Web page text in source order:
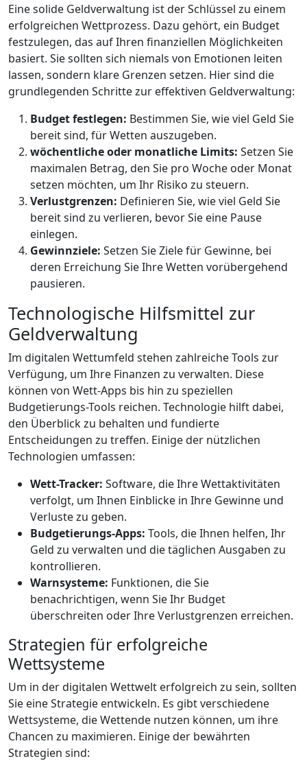
Eine solide Geldverwaltung ist der Schlüssel zu einem
erfolgreichen Wettprozess. Dazu gehört, ein Budget
festzulegen, das auf Ihren finanziellen Möglichkeiten
basiert. Sie sollten sich niemals von Emotionen leiten
lassen, sondern klare Grenzen setzen. Hier sind die
grundlegenden Schritte zur effektiven Geldverwaltung:
Budget festlegen: Bestimmen Sie, wie viel Geld Sie
bereit sind, für Wetten auszugeben.
wöchentliche oder monatliche Limits: Setzen Sie
maximalen Betrag, den Sie pro Woche oder Monat
setzen möchten, um Ihr Risiko zu steuern.
Verlustgrenzen: Definieren Sie, wie viel Geld Sie
bereit sind zu verlieren, bevor Sie eine Pause
einlegen.
Gewinnziele: Setzen Sie Ziele für Gewinne, bei
deren Erreichung Sie Ihre Wetten vorübergehend
pausieren.
Technologische Hilfsmittel zur
Geldverwaltung
Im digitalen Wettumfeld stehen zahlreiche Tools zur
Verfügung, um Ihre Finanzen zu verwalten. Diese
können von Wett-Apps bis hin zu speziellen
Budgetierungs-Tools reichen. Technologie hilft dabei,
den Überblick zu behalten und fundierte
Entscheidungen zu treffen. Einige der nützlichen
Technologien umfassen:
Wett-Tracker: Software, die Ihre Wettaktivitäten
verfolgt, um Ihnen Einblicke in Ihre Gewinne und
Verluste zu geben.
Budgetierungs-Apps: Tools, die Ihnen helfen, Ihr
Geld zu verwalten und die täglichen Ausgaben zu
kontrollieren.
Warnsysteme: Funktionen, die Sie
benachrichtigen, wenn Sie Ihr Budget
überschreiten oder Ihre Verlustgrenzen erreichen.
Strategien für erfolgreiche
Wettsysteme
Um in der digitalen Wettwelt erfolgreich zu sein, sollten
Sie eine Strategie entwickeln. Es gibt verschiedene
Wettsysteme, die Wettende nutzen können, um ihre
Chancen zu maximieren. Einige der bewährten
Strategien sind: